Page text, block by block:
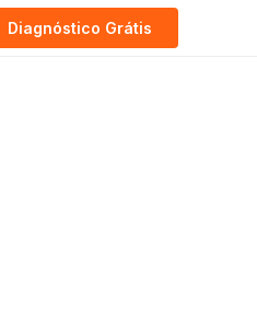
Diagnóstico Grátis